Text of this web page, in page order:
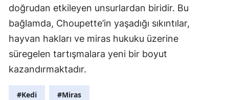
doğrudan etkileyen unsurlardan biridir. Bu
bağlamda, Choupette’in yaşadığı sıkıntılar,
hayvan hakları ve miras hukuku üzerine
süregelen tartışmalara yeni bir boyut
kazandırmaktadır.
#Kedi #Miras